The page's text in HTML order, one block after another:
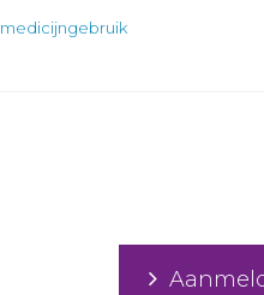
medicijngebruik